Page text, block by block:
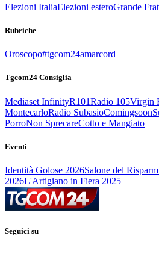
Elezioni ItaliaElezioni esteroGrande
Rubriche
Oroscopo#tgcom24amarcord
Tgcom24 Consiglia
Mediaset InfinityR101Radio 105Virgin
MontecarloRadio SubasioComingsoon
PorroNon SprecareCotto e Mangiato
Eventi
Identità Golose 2026Salone del
2026L'Artigiano in Fiera 2025
Seguici su